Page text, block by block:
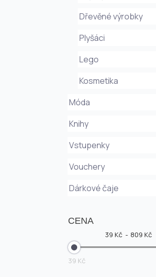
Dřevěné výrobky
Plyšáci
Lego
Kosmetika
Móda
Knihy
Vstupenky
Vouchery
Dárkové čaje
CENA
39 Kč 809 Kč
39 Kč